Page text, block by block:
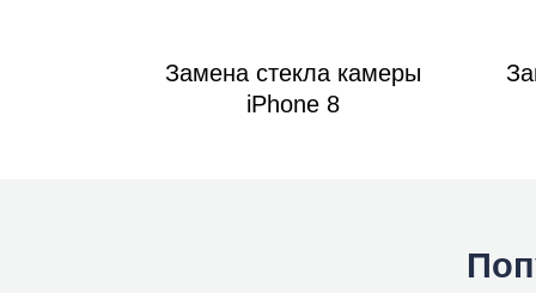
Замена стекла камеры
iPhone 8